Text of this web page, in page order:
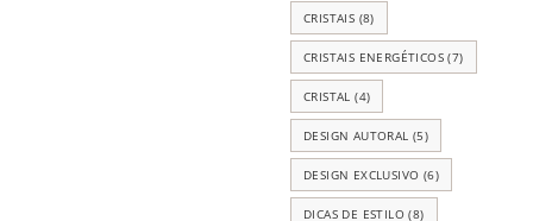
CRISTAIS (8)
CRISTAIS ENERGÉTICOS (7)
CRISTAL (4)
DESIGN AUTORAL (5)
DESIGN EXCLUSIVO (6)
DICAS DE ESTILO (8)